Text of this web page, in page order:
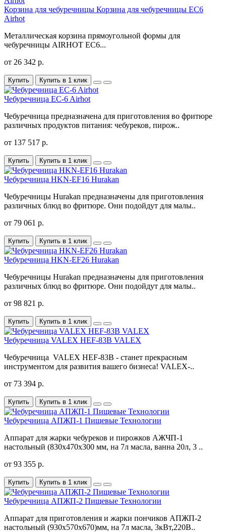
Корзина для чебуречницы Корзина для чебуречницы EC6
Airhot
Металлическая корзина прямоугольной формы для
чебуречницы AIRHOT EC6...
от 26 342 р.
Купить Купить в 1 клик
Чебуречница EC-6 Airhot
Чебуречница предназначена для приготовления во фритюре
различных продуктов питания: чебуреков, пирож..
от 137 517 р.
Купить Купить в 1 клик
Чебуречница HKN-EF16 Hurakan
Чебуречницы Hurakan предназначены для приготовления
различных блюд во фритюре. Они подойдут для малы..
от 79 061 р.
Купить Купить в 1 клик
Чебуречница HKN-EF26 Hurakan
Чебуречницы Hurakan предназначены для приготовления
различных блюд во фритюре. Они подойдут для малы..
от 98 821 р.
Купить Купить в 1 клик
Чебуречница VALEX HEF-83В VALEX
Чебуречница VALEX HEF-83B - станет прекрасным
инструментом для развития вашего бизнеса! VALEX-..
от 73 394 р.
Купить Купить в 1 клик
Чебуречница АПЖП-1 Пищевые Технологии
Аппарат для жарки чебуреков и пирожков АЖЧП-1
настольный (830х470х300 мм, на 7л масла, ванна 20л, 3 ..
от 93 355 р.
Купить Купить в 1 клик
Чебуречница АПЖП-2 Пищевые Технологии
Аппарат для приготовления и жарки пончиков АПЖП-2
настольный (930х570х670)мм, на 7л масла, 3кВт,220В..